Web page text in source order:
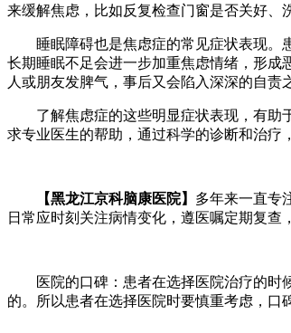
来缓解焦虑，比如反复检查门窗是否关好、
睡眠障碍也是焦虑症的常见症状表现。患
长期睡眠不足会进一步加重焦虑情绪，形成
人或朋友发脾气，事后又会陷入深深的自责
了解焦虑症的这些明显症状表现，有助于
求专业医生的帮助，通过科学的诊断和治疗
【黑龙江京科脑康医院】 多年来一直专
日常应时刻关注病情变化，遵医嘱定期复查
医院的口碑：患者在选择医院治疗的时候
的。所以患者在选择医院时要慎重考虑，口